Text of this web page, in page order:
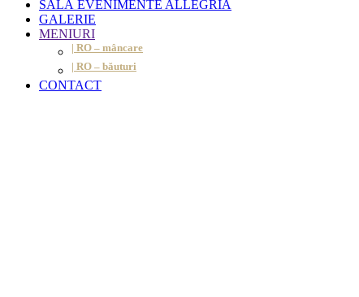
SALĂ EVENIMENTE ALLEGRIA
GALERIE
MENIURI
| RO – mâncare
| RO – băuturi
CONTACT